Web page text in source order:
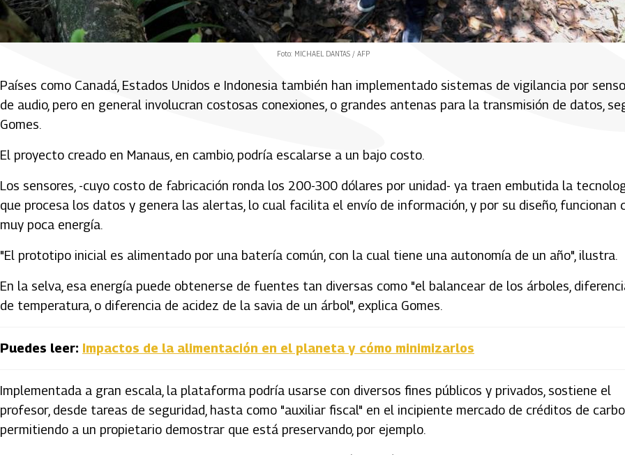
Foto: MICHAEL DANTAS / AFP
Países como Canadá, Estados Unidos e Indonesia también han implementado sistemas de vigilancia por
de audio, pero en general involucran costosas conexiones, o grandes antenas para la transmisión de datos,
Gomes.
El proyecto creado en Manaus, en cambio, podría escalarse a un bajo costo.
Los sensores, -cuyo costo de fabricación ronda los 200-300 dólares por unidad- ya traen embutida la
que procesa los datos y genera las alertas, lo cual facilita el envío de información, y por su diseño, funcionan
muy poca energía.
"El prototipo inicial es alimentado por una batería común, con la cual tiene una autonomía de un año", ilustra.
En la selva, esa energía puede obtenerse de fuentes tan diversas como "el balancear de los árboles,
de temperatura, o diferencia de acidez de la savia de un árbol", explica Gomes.
Puedes leer: Impactos de la alimentación en el planeta y cómo minimizarlos
Implementada a gran escala, la plataforma podría usarse con diversos fines públicos y privados, sostiene el
profesor, desde tareas de seguridad, hasta como "auxiliar fiscal" en el incipiente mercado de créditos de
permitiendo a un propietario demostrar que está preservando, por ejemplo.